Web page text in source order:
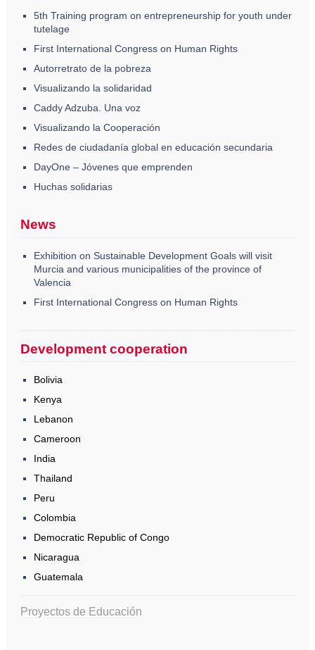
5th Training program on entrepreneurship for youth under
tutelage
First International Congress on Human Rights
Autorretrato de la pobreza
Visualizando la solidaridad
Caddy Adzuba. Una voz
Visualizando la Cooperación
Redes de ciudadanía global en educación secundaria
DayOne – Jóvenes que emprenden
Huchas solidarias
News
Exhibition on Sustainable Development Goals will visit
Murcia and various municipalities of the province of
Valencia
First International Congress on Human Rights
Development cooperation
Bolivia
Kenya
Lebanon
Cameroon
India
Thailand
Peru
Colombia
Democratic Republic of Congo
Nicaragua
Guatemala
Proyectos de Educación